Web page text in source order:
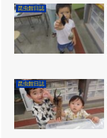
昆虫館日誌
昆虫館日誌